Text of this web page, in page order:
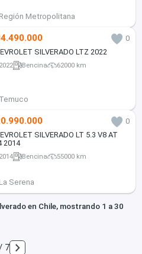
Región Metropolitana
0
SILVERADO LTZ 2022
2022 Bencina 62000 km
Temuco
0
SILVERADO LT 5.3 V8 AT
4x4 2014
2014 Bencina 55000 km
La Serena
en Chile, mostrando 1 a 30
7